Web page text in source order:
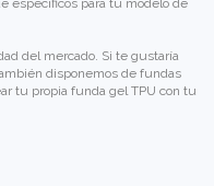
específicos para tu modelo de
del mercado. Si te gustaría
disponemos de fundas
tu propia funda gel TPU con tu